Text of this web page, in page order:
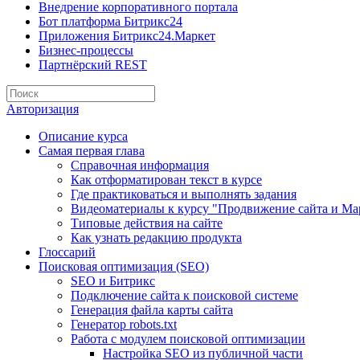
Внедрение корпоративного портала
Бот платформа Битрикс24
Приложения Битрикс24.Маркет
Бизнес-процессы
Партнёрский REST
Авторизация
Описание курса
Самая первая глава
Справочная информация
Как отформатирован текст в курсе
Где практиковаться и выполнять задания
Видеоматериалы к курсу "Продвижение сайта и
Типовые действия на сайте
Как узнать редакцию продукта
Глоссарий
Поисковая оптимизация (SEO)
SEO и Битрикс
Подключение сайта к поисковой системе
Генерация файла карты сайта
Генератор robots.txt
Работа с модулем поисковой оптимизации
Настройка SEO из публичной части